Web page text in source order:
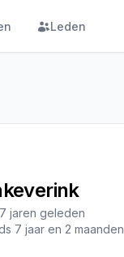
Leden
jaren geleden
7 jaar en 2 maanden